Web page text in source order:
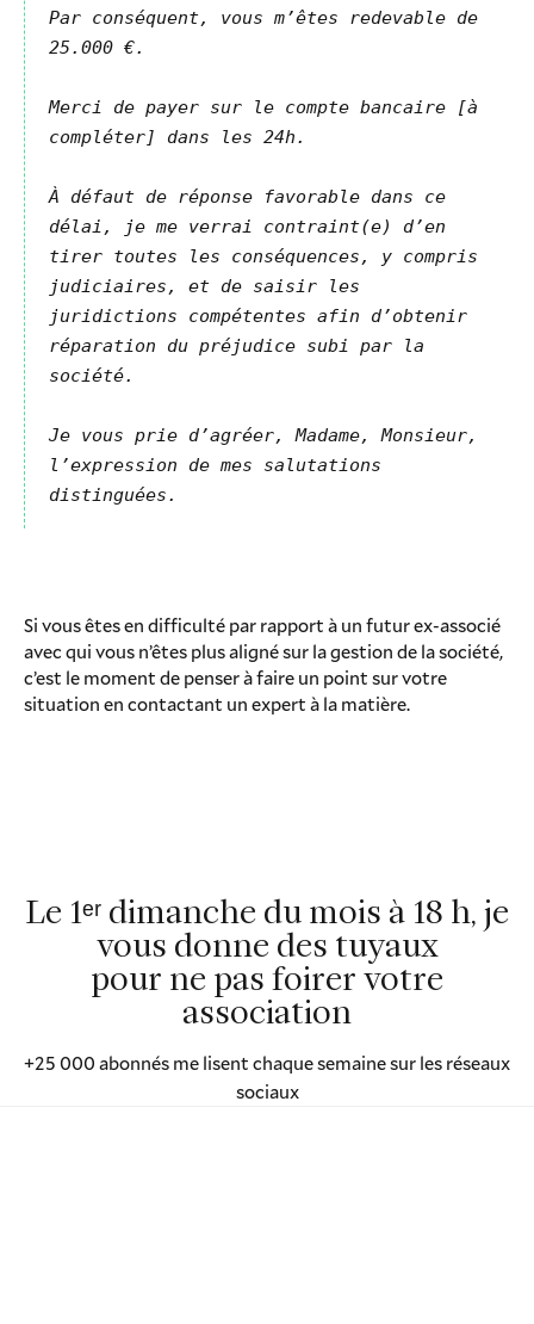
Par conséquent, vous m’êtes redevable de
25.000 €.
Merci de payer sur le compte bancaire [à
compléter] dans les 24h.
À défaut de réponse favorable dans ce
délai, je me verrai contraint(e) d’en
tirer toutes les conséquences, y compris
judiciaires, et de saisir les
juridictions compétentes afin d’obtenir
réparation du préjudice subi par la
société.
Je vous prie d’agréer, Madame, Monsieur,
l’expression de mes salutations
distinguées.
Si vous êtes en difficulté par rapport à un futur ex-associé
avec qui vous n’êtes plus aligné sur la gestion de la société,
c’est le moment de penser à faire un point sur votre
situation en contactant un expert à la matière.
Le 1ᵉʳ dimanche du mois à 18 h, je
vous donne des tuyaux
pour ne pas foirer votre
association
+25 000 abonnés me lisent chaque semaine sur les réseaux
sociaux